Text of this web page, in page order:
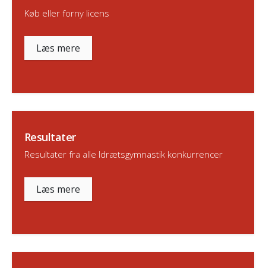
Køb eller forny licens
Læs mere
Resultater
Resultater fra alle Idrætsgymnastik konkurrencer
Læs mere